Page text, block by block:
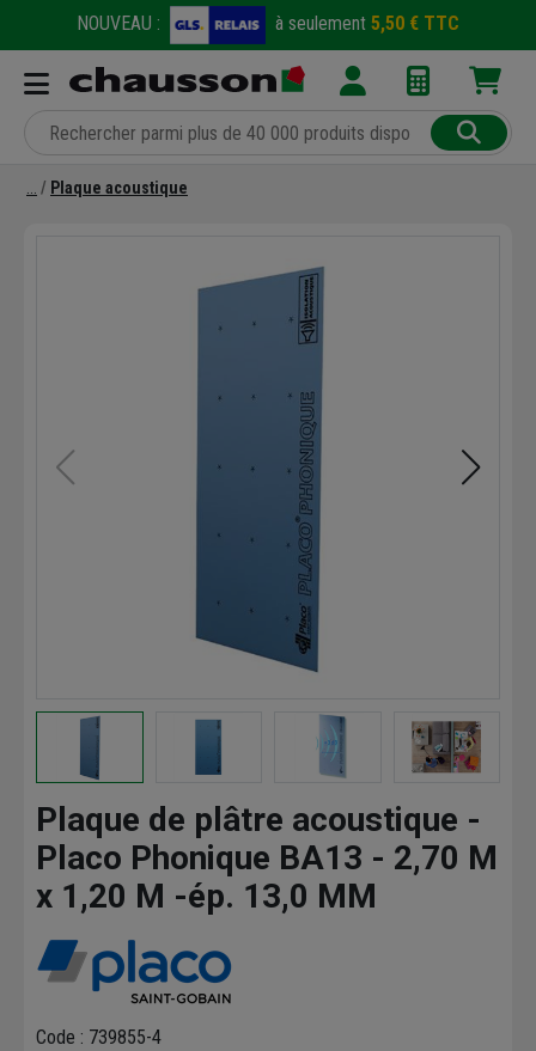
NOUVEAU : à seulement 5,50 € TTC
Plaque acoustique
Plaque de plâtre acoustique -
Placo Phonique BA13 - 2,70 M
x 1,20 M -ép. 13,0 MM
Code : 739855-4